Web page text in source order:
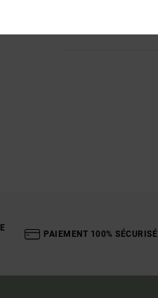
PAIEMENT 100% SÉCURISÉ